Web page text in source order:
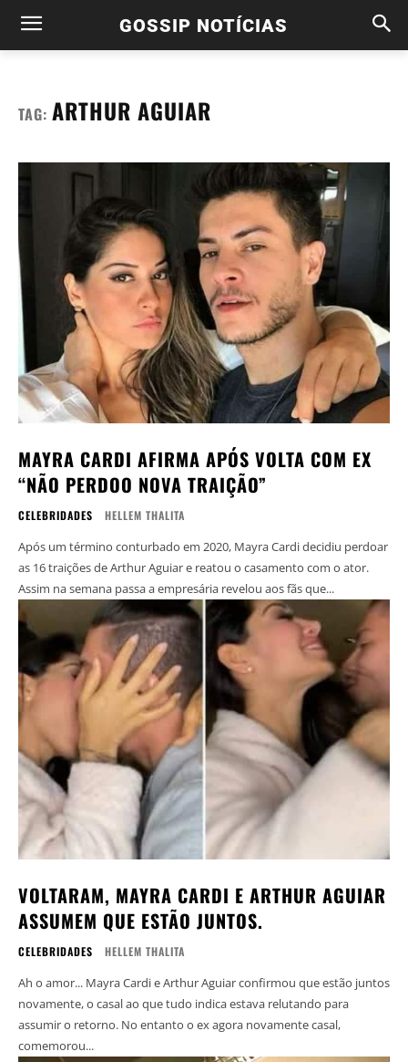
GOSSIP NOTÍCIAS
TAG: ARTHUR AGUIAR
MAYRA CARDI AFIRMA APÓS VOLTA COM EX
“NÃO PERDOO NOVA TRAIÇÃO”
CELEBRIDADES HELLEM THALITA
Após um término conturbado em 2020, Mayra Cardi decidiu perdoar
as 16 traições de Arthur Aguiar e reatou o casamento com o ator.
Assim na semana passa a empresária revelou aos fãs que...
VOLTARAM, MAYRA CARDI E ARTHUR AGUIAR
ASSUMEM QUE ESTÃO JUNTOS.
CELEBRIDADES HELLEM THALITA
Ah o amor... Mayra Cardi e Arthur Aguiar confirmou que estão juntos
novamente, o casal ao que tudo indica estava relutando para
assumir o retorno. No entanto o ex agora novamente casal,
comemorou...